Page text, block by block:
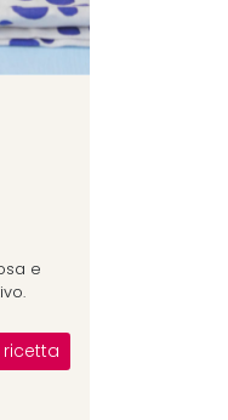
e